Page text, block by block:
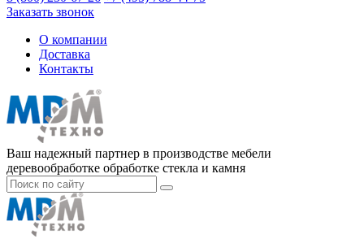
Заказать звонок
О компании
Доставка
Контакты
Ваш надежный партнер в производстве мебели
деревообработке обработке стекла и камня